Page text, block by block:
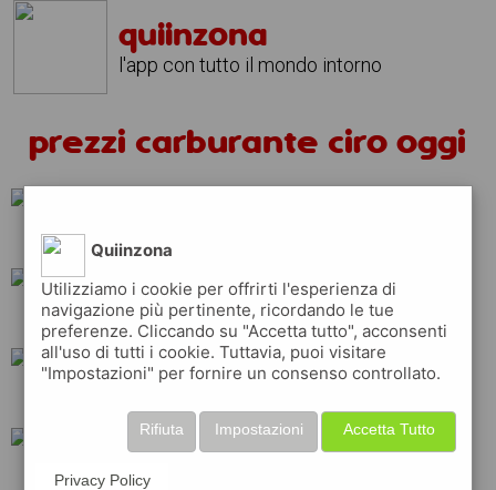
quiinzona
l'app con tutto il mondo intorno
prezzi carburante ciro oggi
repsol
ip esso tamoil
eni
Quiinzona
Utilizziamo i cookie per offrirti l'esperienza di
navigazione più pertinente, ricordando le tue
preferenze. Cliccando su "Accetta tutto", acconsenti
all'uso di tutti i cookie. Tuttavia, puoi visitare
"Impostazioni" per fornire un consenso controllato.
Accetta Tutto
Impostazioni
Rifiuta
Privacy Policy